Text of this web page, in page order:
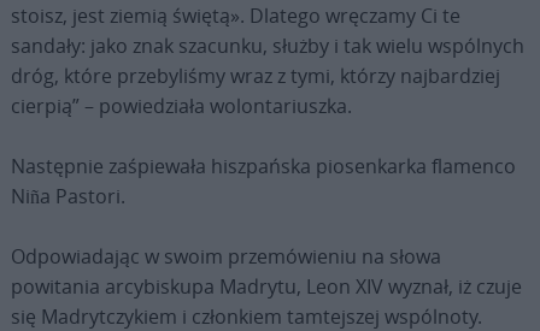
stoisz, jest ziemią świętą». Dlatego wręczamy Ci te
sandały: jako znak szacunku, służby i tak wielu wspólnych
dróg, które przebyliśmy wraz z tymi, którzy najbardziej
cierpią” – powiedziała wolontariuszka.
Następnie zaśpiewała hiszpańska piosenkarka flamenco
Niña Pastori.
Odpowiadając w swoim przemówieniu na słowa
powitania arcybiskupa Madrytu, Leon XIV wyznał, iż czuje
się Madrytczykiem i członkiem tamtejszej wspólnoty.